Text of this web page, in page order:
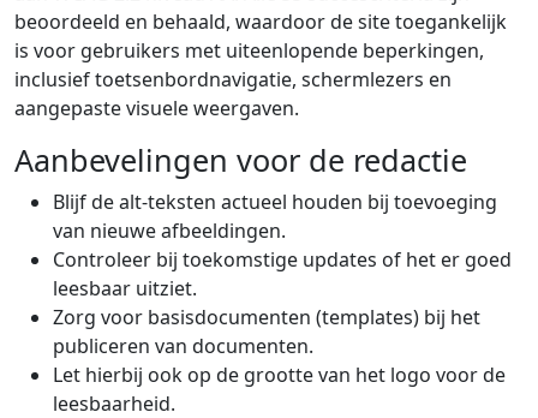
beoordeeld en behaald, waardoor de site toegankelijk
is voor gebruikers met uiteenlopende beperkingen,
inclusief toetsenbordnavigatie, schermlezers en
aangepaste visuele weergaven.
Aanbevelingen voor de redactie
Blijf de alt-teksten actueel houden bij toevoeging
van nieuwe afbeeldingen.
Controleer bij toekomstige updates of het er goed
leesbaar uitziet.
Zorg voor basisdocumenten (templates) bij het
publiceren van documenten.
Let hierbij ook op de grootte van het logo voor de
leesbaarheid.